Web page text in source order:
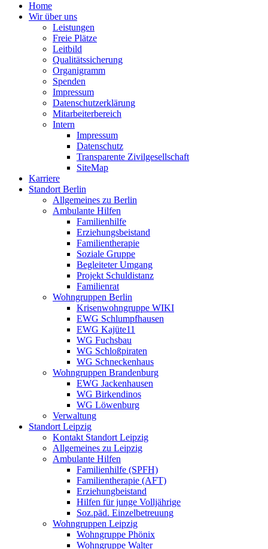
Home
Wir über uns
Leistungen
Freie Plätze
Leitbild
Qualitätssicherung
Organigramm
Spenden
Impressum
Datenschutzerklärung
Mitarbeiterbereich
Intern
Impressum
Datenschutz
Transparente Zivilgesellschaft
SiteMap
Karriere
Standort Berlin
Allgemeines zu Berlin
Ambulante Hilfen
Familienhilfe
Erziehungsbeistand
Familientherapie
Soziale Gruppe
Begleiteter Umgang
Projekt Schuldistanz
Familienrat
Wohngruppen Berlin
Krisenwohngruppe WIKI
EWG Schlumpfhausen
EWG Kajüte11
WG Fuchsbau
WG Schloßpiraten
WG Schneckenhaus
Wohngruppen Brandenburg
EWG Jackenhausen
WG Birkendinos
WG Löwenburg
Verwaltung
Standort Leipzig
Kontakt Standort Leipzig
Allgemeines zu Leipzig
Ambulante Hilfen
Familienhilfe (SPFH)
Familientherapie (AFT)
Erziehungbeistand
Hilfen für junge Volljährige
Soz.päd. Einzelbetreuung
Wohngruppen Leipzig
Wohngruppe Phönix
Wohngruppe Walter